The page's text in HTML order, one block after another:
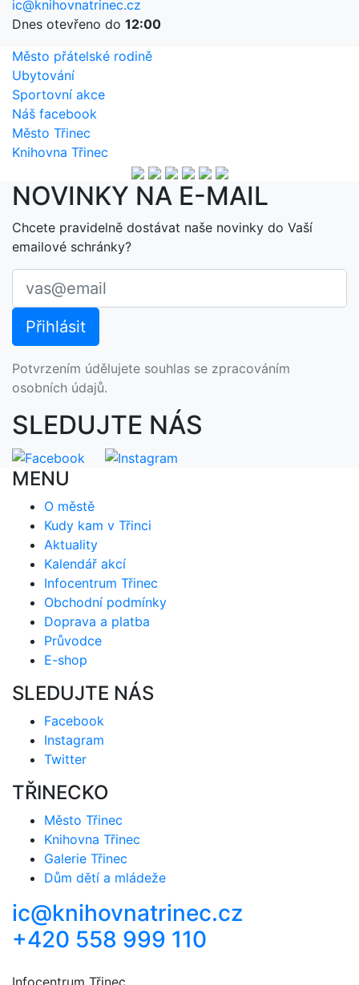
ic@knihovnatrinec.cz
Dnes otevřeno do 12:00
Město přátelské rodině
Ubytování
Sportovní akce
Náš facebook
Město Třinec
Knihovna Třinec
NOVINKY NA E-MAIL
Chcete pravidelně dostávat naše novinky do Vaší
emailové schránky?
Potvrzením údělujete souhlas se zpracováním
osobních údajů.
SLEDUJTE NÁS
MENU
O městě
Kudy kam v Třinci
Aktuality
Kalendář akcí
Infocentrum Třinec
Obchodní podmínky
Doprava a platba
Průvodce
E-shop
SLEDUJTE NÁS
Facebook
Instagram
Twitter
TŘINECKO
Město Třinec
Knihovna Třinec
Galerie Třinec
Dům dětí a mládeže
ic@knihovnatrinec.cz
+420 558 999 110
Infocentrum Třinec